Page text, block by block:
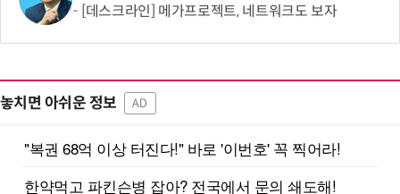
[데스크라인] 메가프로젝트, 네트워크도 보자
놓치면 아쉬운 정보 AD